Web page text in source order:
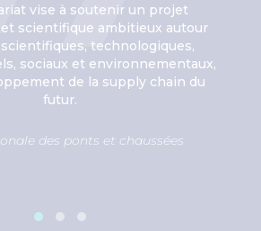
vise à soutenir un projet
scientifique ambitieux autour
technologiques,
sociaux et environnementaux,
de la supply chain du
futur.
des ponts et chaussées